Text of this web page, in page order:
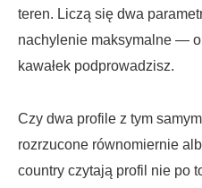
teren. Liczą się dwa
nachylenie maksymalne —
kawałek podprowadzisz.
Czy dwa profile z tym
rozrzucone równomiernie
country czytają profil nie po